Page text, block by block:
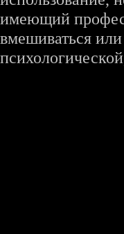
имеющий
вмешиваться